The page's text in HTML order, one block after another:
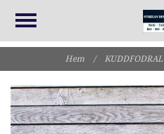
Hem / KUDDFODRAL